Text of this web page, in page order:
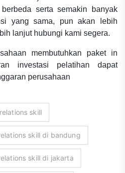
serta semakin banyak
yang sama, pun akan lebih
lanjut hubungi kami segera.
membutuhkan paket in
investasi pelatihan dapat
perusahaan
skill
skill di bandung
skill di jakarta